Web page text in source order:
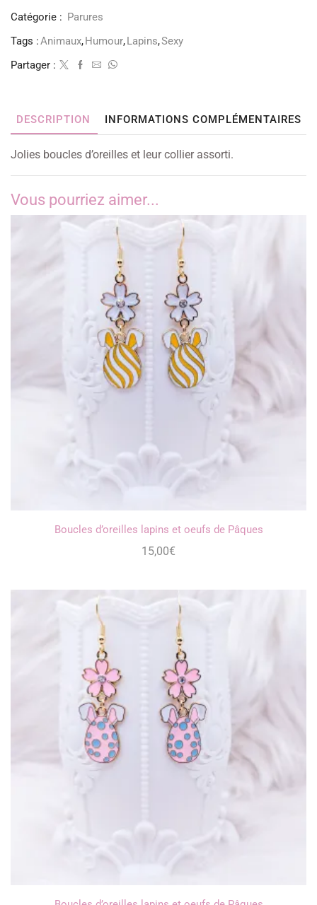
Catégorie : Parures
Tags :Animaux,Humour,Lapins,Sexy
Partager :
DESCRIPTION INFORMATIONS COMPLÉMENTAIRES
Jolies boucles d’oreilles et leur collier assorti.
Vous pourriez aimer...
Boucles d’oreilles lapins et oeufs de Pâques
15,00€